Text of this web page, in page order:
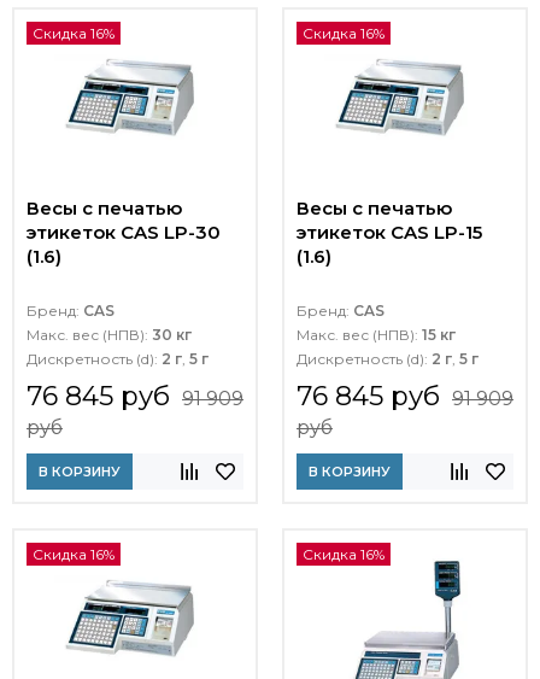
Скидка 16%
Весы с печатью
этикеток CAS LP-30
(1.6)
Бренд: CAS
Макс. вес (НПВ): 30 кг
Дискретность (d): 2 г, 5 г
76 845 руб 91 909
руб
В КОРЗИНУ
Скидка 16%
Весы с печатью
этикеток CAS LP-15
(1.6)
Бренд: CAS
Макс. вес (НПВ): 15 кг
Дискретность (d): 2 г, 5 г
76 845 руб 91 909
руб
В КОРЗИНУ
Скидка 16% Скидка 16%